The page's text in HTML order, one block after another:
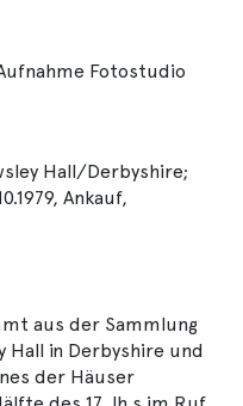
Fotostudio
Hall/Derbyshire;
Ankauf,
aus der Sammlung
Hall in Derbyshire und
der Häuser